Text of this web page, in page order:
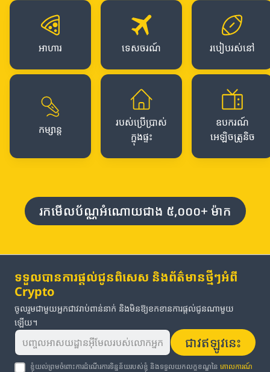
អាហារ ទេសចរណ៍ របៀបរស់នៅ
កម្សាន្ត
របស់ប្រើប្រាស់
ក្នុងផ្ទះ
ឧបករណ៍
អេឡិចត្រូនិច
រកមើលប័ណ្ណអំណោយជាង ៥,០០០+ ម៉ាក
ទទួលបានការផ្តល់ជូនពិសេស និងព័ត៌មានថ្មីៗអំពី
Crypto
ចូលរួមជាមួយអ្នកជាវរាប់ពាន់នាក់ និងមិនឱ្យខកខានការផ្តល់ជូនណាមួយ
ឡើយ។
ជាវឥឡូវនេះ
ខ្ញុំយល់ព្រមចំពោះការដំណើរការទិន្នន័យរបស់ខ្ញុំ និងទទួលយកលក្ខខណ្ឌនៃគោលការណ៍